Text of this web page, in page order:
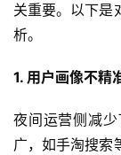
关重要。以下是
析。
1. 用户画像不精
夜间运营侧减
广，如手淘搜索